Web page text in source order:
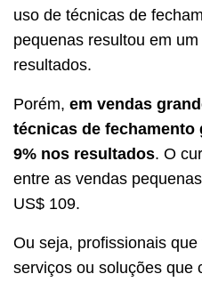
uso de técnicas de
pequenas resultou em
resultados.
Porém, em vendas
técnicas de fechamento
9% nos resultados. O
entre as vendas
US$ 109.
Ou seja, profissionais
serviços ou soluções que